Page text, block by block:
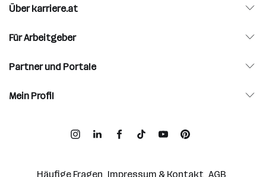
Über karriere.at
Für Arbeitgeber
Partner und Portale
Mein Profil
Häufige Fragen Impressum & Kontakt AGB